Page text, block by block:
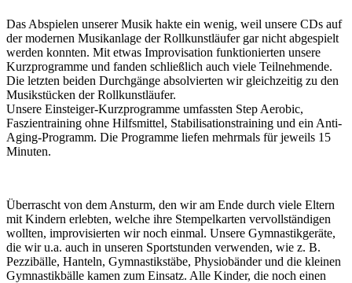
Das Abspielen unserer Musik hakte ein wenig, weil unsere CDs auf
der modernen Musikanlage der Rollkunstläufer gar nicht abgespielt
werden konnten. Mit etwas Improvisation funktionierten unsere
Kurzprogramme und fanden schließlich auch viele Teilnehmende.
Die letzten beiden Durchgänge absolvierten wir gleichzeitig zu den
Musikstücken der Rollkunstläufer.
Unsere Einsteiger-Kurzprogramme umfassten Step Aerobic,
Faszientraining ohne Hilfsmittel, Stabilisationstraining und ein Anti-
Aging-Programm. Die Programme liefen mehrmals für jeweils 15
Minuten.
Überrascht von dem Ansturm, den wir am Ende durch viele Eltern
mit Kindern erlebten, welche ihre Stempelkarten vervollständigen
wollten, improvisierten wir noch einmal. Unsere Gymnastikgeräte,
die wir u.a. auch in unseren Sportstunden verwenden, wie z. B.
Pezzibälle, Hanteln, Gymnastikstäbe, Physiobänder und die kleinen
Gymnastikbälle kamen zum Einsatz. Alle Kinder, die noch einen